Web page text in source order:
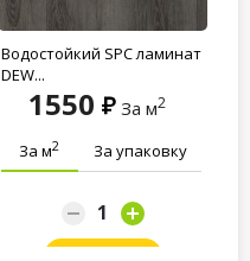
Водостойкий SPC ламинат
DEW...
1550 За м2
За м2 За упаковку